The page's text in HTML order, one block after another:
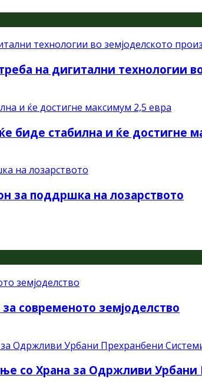
на дигитални технологии
биде стабилна и ќе достигне
за поддршка на лозарството
современото земјоделство
со Храна за Одржливи